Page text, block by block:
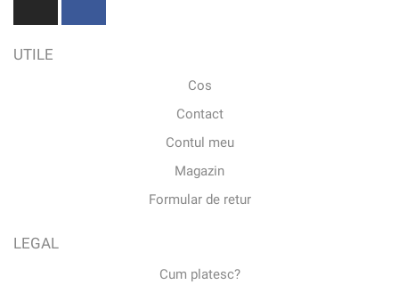
UTILE
Cos
Contact
Contul meu
Magazin
Formular de retur
LEGAL
Cum platesc?